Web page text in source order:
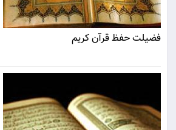
فضیلت حفظ قرآن کریم